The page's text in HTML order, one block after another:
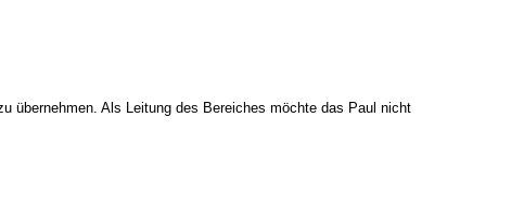
übernehmen. Als Leitung des Bereiches möchte das Paul nicht